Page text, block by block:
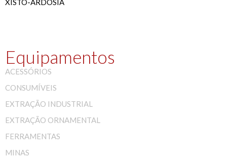
Equipamentos
ACESSÓRIOS
CONSUMÍVEIS
EXTRAÇÃO INDUSTRIAL
EXTRAÇÃO ORNAMENTAL
FERRAMENTAS
MINAS